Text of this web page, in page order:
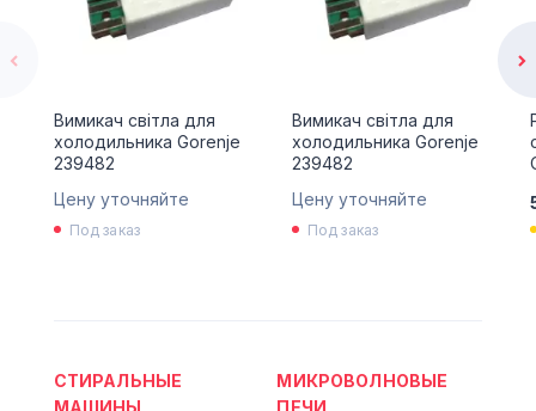
Вимикач світла для
холодильника Gorenje
239482
Цену уточняйте
Под заказ
Вимикач світла для
холодильника Gorenje
239482
Цену уточняйте
Под заказ
СТИРАЛЬНЫЕ
МАШИНЫ
МИКРОВОЛНОВЫЕ
ПЕЧИ